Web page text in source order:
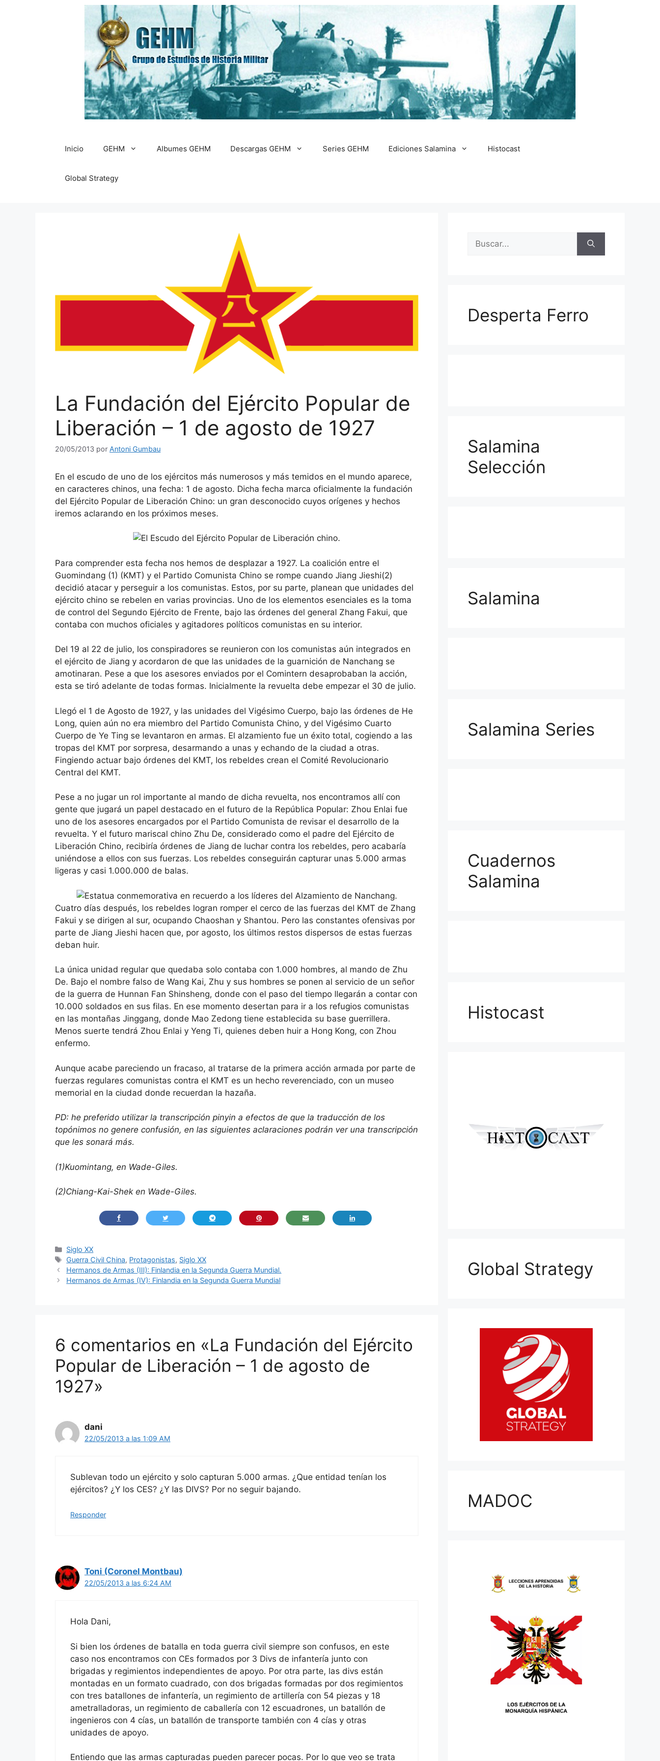
Inicio GEHM Albumes GEHM Descargas GEHM Series GEHM Ediciones Salamina Histocast
Global Strategy
La Fundación del Ejército Popular de
Liberación – 1 de agosto de 1927
20/05/2013 por Antoni Gumbau
En el escudo de uno de los ejércitos más numerosos y más temidos en el mundo aparece,
en caracteres chinos, una fecha: 1 de agosto. Dicha fecha marca oficialmente la fundación
del Ejército Popular de Liberación Chino: un gran desconocido cuyos orígenes y hechos
iremos aclarando en los próximos meses.
Para comprender esta fecha nos hemos de desplazar a 1927. La coalición entre el
Guomindang (1) (KMT) y el Partido Comunista Chino se rompe cuando Jiang Jieshi(2)
decidió atacar y perseguir a los comunistas. Estos, por su parte, planean que unidades del
ejército chino se rebelen en varias provincias. Uno de los elementos esenciales es la toma
de control del Segundo Ejército de Frente, bajo las órdenes del general Zhang Fakui, que
contaba con muchos oficiales y agitadores políticos comunistas en su interior.
Del 19 al 22 de julio, los conspiradores se reunieron con los comunistas aún integrados en
el ejército de Jiang y acordaron de que las unidades de la guarnición de Nanchang se
amotinaran. Pese a que los asesores enviados por el Comintern desaprobaban la acción,
esta se tiró adelante de todas formas. Inicialmente la revuelta debe empezar el 30 de julio.
Llegó el 1 de Agosto de 1927, y las unidades del Vigésimo Cuerpo, bajo las órdenes de He
Long, quien aún no era miembro del Partido Comunista Chino, y del Vigésimo Cuarto
Cuerpo de Ye Ting se levantaron en armas. El alzamiento fue un éxito total, cogiendo a las
tropas del KMT por sorpresa, desarmando a unas y echando de la ciudad a otras.
Fingiendo actuar bajo órdenes del KMT, los rebeldes crean el Comité Revolucionario
Central del KMT.
Pese a no jugar un rol importante al mando de dicha revuelta, nos encontramos allí con
gente que jugará un papel destacado en el futuro de la República Popular: Zhou Enlai fue
uno de los asesores encargados por el Partido Comunista de revisar el desarrollo de la
revuelta. Y el futuro mariscal chino Zhu De, considerado como el padre del Ejército de
Liberación Chino, recibiría órdenes de Jiang de luchar contra los rebeldes, pero acabaría
uniéndose a ellos con sus fuerzas. Los rebeldes conseguirán capturar unas 5.000 armas
ligeras y casi 1.000.000 de balas.
Cuatro días después, los rebeldes logran romper el cerco de las fuerzas del KMT de Zhang
Fakui y se dirigen al sur, ocupando Chaoshan y Shantou. Pero las constantes ofensivas por
parte de Jiang Jieshi hacen que, por agosto, los últimos restos dispersos de estas fuerzas
deban huir.
La única unidad regular que quedaba solo contaba con 1.000 hombres, al mando de Zhu
De. Bajo el nombre falso de Wang Kai, Zhu y sus hombres se ponen al servicio de un señor
de la guerra de Hunnan Fan Shinsheng, donde con el paso del tiempo llegarán a contar con
10.000 soldados en sus filas. En ese momento desertan para ir a los refugios comunistas
en las montañas Jinggang, donde Mao Zedong tiene establecida su base guerrillera.
Menos suerte tendrá Zhou Enlai y Yeng Ti, quienes deben huir a Hong Kong, con Zhou
enfermo.
Aunque acabe pareciendo un fracaso, al tratarse de la primera acción armada por parte de
fuerzas regulares comunistas contra el KMT es un hecho reverenciado, con un museo
memorial en la ciudad donde recuerdan la hazaña.
PD: he preferido utilizar la transcripción pinyin a efectos de que la traducción de los
topónimos no genere confusión, en las siguientes aclaraciones podrán ver una transcripción
que les sonará más.
(1)Kuomintang, en Wade-Giles.
(2)Chiang-Kai-Shek en Wade-Giles.
Categorías
Siglo XX
Etiquetas
Guerra Civil China, Protagonistas, Siglo XX
Hermanos de Armas (III): Finlandia en la Segunda Guerra Mundial.
Hermanos de Armas (IV): Finlandia en la Segunda Guerra Mundial
6 comentarios en «La Fundación del Ejército
Popular de Liberación – 1 de agosto de
1927»
dani
22/05/2013 a las 1:09 AM
Sublevan todo un ejército y solo capturan 5.000 armas. ¿Que entidad tenían los
ejércitos? ¿Y los CES? ¿Y las DIVS? Por no seguir bajando.
Responder
Toni (Coronel Montbau)
22/05/2013 a las 6:24 AM
Hola Dani,
Si bien los órdenes de batalla en toda guerra civil siempre son confusos, en este
caso nos encontramos con CEs formados por 3 Divs de infantería junto con
brigadas y regimientos independientes de apoyo. Por otra parte, las divs están
montadas en un formato cuadrado, con dos brigadas formadas por dos regimientos
con tres batallones de infantería, un regimiento de artillería con 54 piezas y 18
ametralladoras, un regimiento de caballería con 12 escuadrones, un batallón de
ingenieros con 4 cías, un batallón de transporte también con 4 cías y otras
unidades de apoyo.
Entiendo que las armas capturadas pueden parecer pocas. Por lo que veo se trata
Buscar:
Desperta Ferro
Salamina
Selección
Salamina
Salamina Series
Cuadernos
Salamina
Histocast
Global Strategy
MADOC